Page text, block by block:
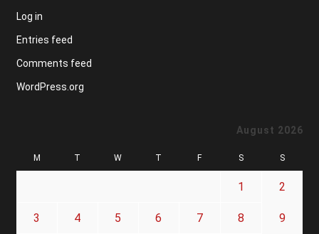
Log in
Entries feed
Comments feed
WordPress.org
August 2026
M T W T F S S
1 2
3 4 5 6 7 8 9